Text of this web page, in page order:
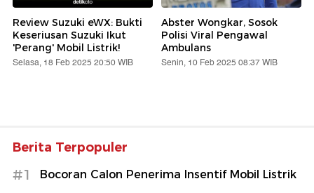
Review Suzuki eWX: Bukti
Keseriusan Suzuki Ikut
'Perang' Mobil Listrik!
Selasa, 18 Feb 2025 20:50 WIB
Abster Wongkar, Sosok
Polisi Viral Pengawal
Ambulans
Senin, 10 Feb 2025 08:37 WIB
Berita Terpopuler
#1 Bocoran Calon Penerima Insentif Mobil Listrik